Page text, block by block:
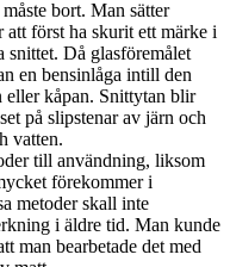
bort. Man sätter
att först ha skurit ett märke i
snittet. Då glasföremålet
en bensinlåga intill den
eller kåpan. Snittytan blir
på slipstenar av järn och
vatten.
till användning, liksom
förekommer i
metoder skall inte
i äldre tid. Man kunde
man bearbetade det med